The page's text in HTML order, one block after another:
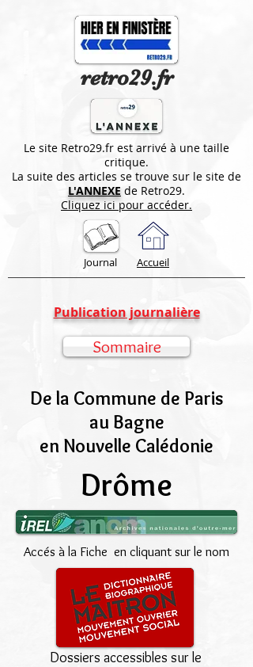
retro29.fr
Le site Retro29.fr est arrivé à une taille
critique.
La suite des articles se trouve sur le site de
L'ANNEXE de Retro29.
Cliquez ici pour accéder.
Journal Accueil
Publication journalière
De la Commune de Paris
au Bagne
en Nouvelle Calédonie
Drôme
Accés à la Fiche en cliquant sur le nom
Dossiers accessibles sur le
Sommaire